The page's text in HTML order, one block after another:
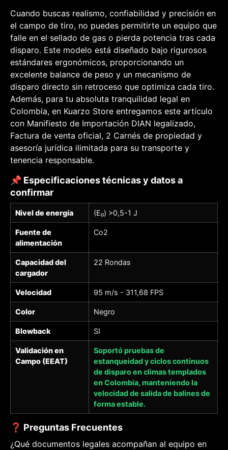
Cuando buscas realismo, confiabilidad y precisión en
el campo de tiro, no puedes permitirte un equipo que
falle en el sellado de gas o pierda potencia tras cada
disparo. Este modelo está diseñado bajo rigurosos
estándares ergonómicos, proporcionando un
excelente balance de peso y un mecanismo de
disparo directo sin retroceso que optimiza cada tiro.
Además, para tu absoluta tranquilidad legal en
Colombia, en Kuarzo Store entregamos este artículo
con Manifiesto de Importación DIAN legalizado,
Factura de venta oficial, 2 Carnés de propiedad y
asesoría jurídica ilimitada para su transporte y
tenencia responsable.
📌 Especificaciones técnicas y datos a
confirmar
Nivel de energía (E₀) >0,5-1 J
Fuente de
alimentación
Co2
Capacidad del
cargador
22 Rondas
Velocidad 95 m/s - 311,68 FPS
Color Negro
Blowback SI
Validación en
Campo (EEAT)
Soportó pruebas de
estanqueidad y ciclos continuos
de disparo en climas templados
en Colombia, manteniendo la
velocidad de salida de balines de
forma estable.
❓ Preguntas Frecuentes
¿Qué documentos legales acompañan al equipo en